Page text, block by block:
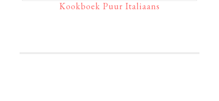
Kookboek Puur Italiaans